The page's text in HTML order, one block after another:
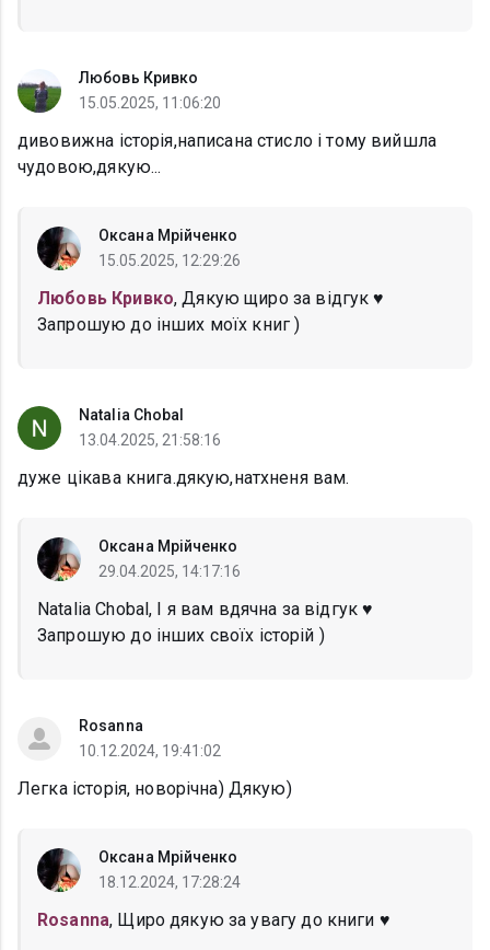
Любовь Кривко
15.05.2025, 11:06:20
дивовижна історія,написана стисло і тому вийшла
чудовою,дякую...
Оксана Мрійченко
15.05.2025, 12:29:26
Любовь Кривко, Дякую щиро за відгук ♥️
Запрошую до інших моїх книг )
Natalia Chobal
13.04.2025, 21:58:16
дуже цікава книга.дякую,натхненя вам.
Оксана Мрійченко
29.04.2025, 14:17:16
Natalia Chobal, І я вам вдячна за відгук ♥️
Запрошую до інших своїх історій )
Rosanna
10.12.2024, 19:41:02
Легка історія, новорічна) Дякую)
Оксана Мрійченко
18.12.2024, 17:28:24
Rosanna, Щиро дякую за увагу до книги ♥️